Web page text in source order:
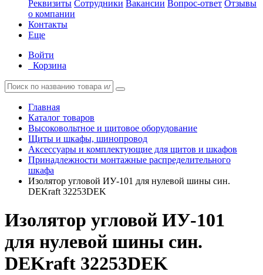
Реквизиты Сотрудники Вакансии Вопрос-ответ Отзывы
о компании
Контакты
Еще
Войти
Корзина
Главная
Каталог товаров
Высоковольтное и щитовое оборудование
Щиты и шкафы, шинопровод
Аксессуары и комплектующие для щитов и шкафов
Принадлежности монтажные распределительного
шкафа
Изолятор угловой ИУ-101 для нулевой шины син.
DEKraft 32253DEK
Изолятор угловой ИУ-101
для нулевой шины син.
DEKraft 32253DEK